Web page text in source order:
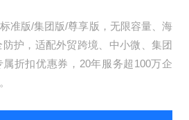
准版/集团版/尊享版，无限容量、海
护，适配外贸跨境、中小微、集团
折扣优惠券，20年服务超100万企